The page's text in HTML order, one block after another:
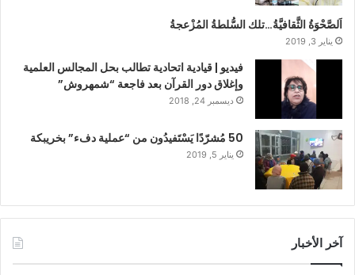
اَلصَّحْوَةُ الثَّقافيَّةُ…تلك السُّلطةُ المُزْعجةُ
يناير 3, 2019
فيديو | قيادية اتحادية تطالب بحل المجالس العلمية
وإغلاق دور القرآن بعد فاجعة “شمهروش”
ديسمبر 24, 2018
50 مُشرّدًا يَسْتَفيدُون من “عملية دفء” بخريبكة
يناير 5, 2019
آخر الأخبار